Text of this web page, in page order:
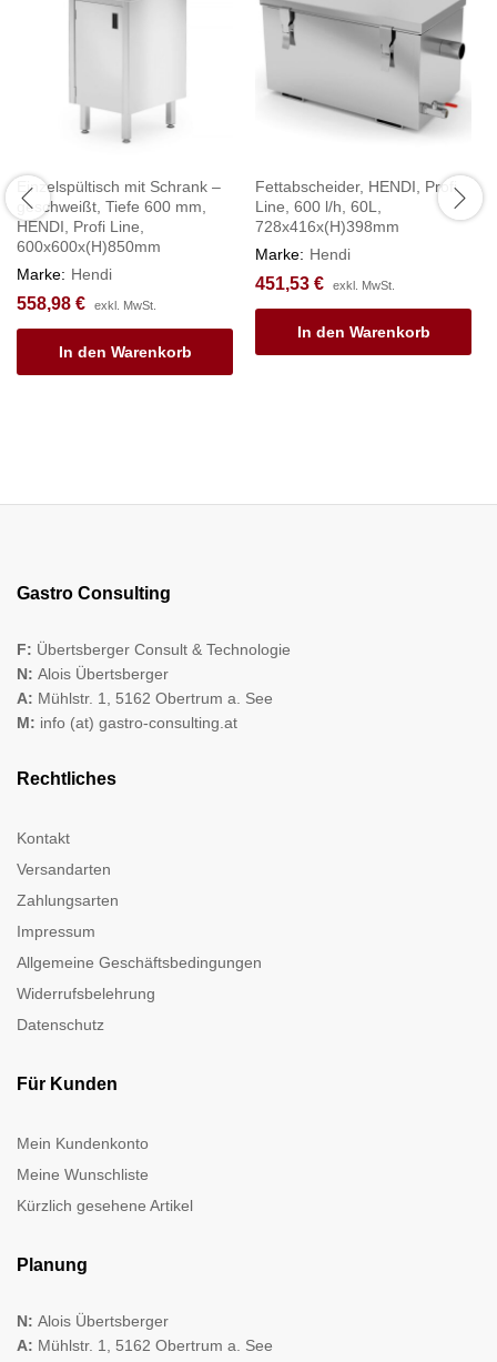
Einzelspültisch mit Schrank –
geschweißt, Tiefe 600 mm,
HENDI, Profi Line,
600x600x(H)850mm
Marke: Hendi
558,98 € exkl. MwSt.
In den Warenkorb
Fettabscheider, HENDI, Profi
Line, 600 l/h, 60L,
728x416x(H)398mm
Marke: Hendi
451,53 € exkl. MwSt.
In den Warenkorb
Gastro Consulting
F: Übertsberger Consult & Technologie
N: Alois Übertsberger
A: Mühlstr. 1, 5162 Obertrum a. See
M: info (at) gastro-consulting.at
Rechtliches
Kontakt
Versandarten
Zahlungsarten
Impressum
Allgemeine Geschäftsbedingungen
Widerrufsbelehrung
Datenschutz
Für Kunden
Mein Kundenkonto
Meine Wunschliste
Kürzlich gesehene Artikel
Planung
N: Alois Übertsberger
A: Mühlstr. 1, 5162 Obertrum a. See